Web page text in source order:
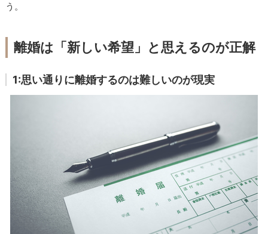
う。
離婚は「新しい希望」と思えるのが正解
1:思い通りに離婚するのは難しいのが現実